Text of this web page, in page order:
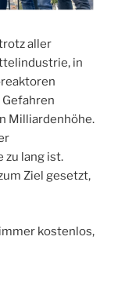
aller
in
Milliardenhöhe.
zu lang ist.
Ziel gesetzt,
kostenlos,